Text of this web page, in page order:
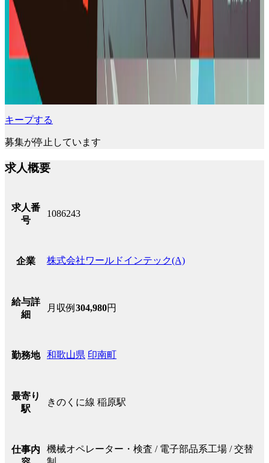
キープする
募集が停止しています
求人概要
求人番
号
1086243
企業 株式会社ワールドインテック(A)
給与詳
細
月収例 304,980円
勤務地 和歌山県 印南町
最寄り
駅
きのくに線 稲原駅
仕事内
機械オペレーター・検査 / 電子部品系工場 / 交替